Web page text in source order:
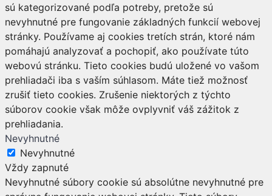
sú kategorizované podľa potreby, pretože sú
nevyhnutné pre fungovanie základných funkcií webovej
stránky. Používame aj cookies tretích strán, ktoré nám
pomáhajú analyzovať a pochopiť, ako používate túto
webovú stránku. Tieto cookies budú uložené vo vašom
prehliadači iba s vaším súhlasom. Máte tiež možnosť
zrušiť tieto cookies. Zrušenie niektorých z týchto
súborov cookie však môže ovplyvniť váš zážitok z
prehliadania.
Nevyhnutné
Nevyhnutné
Vždy zapnuté
Nevyhnutné súbory cookie sú absolútne nevyhnutné pre